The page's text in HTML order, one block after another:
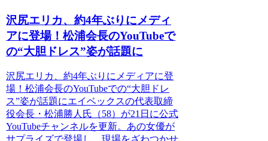
沢尻エリカ、約4年ぶりにメディ
アに登場！松浦会長のYouTubeで
の“大胆ドレス”姿が話題に
沢尻エリカ、約4年ぶりにメディアに登
場！松浦会長のYouTubeでの“大胆ドレ
ス”姿が話題にエイベックスの代表取締
役会長・松浦勝人氏（58）が21日に公式
YouTubeチャンネルを更新。あの女優が